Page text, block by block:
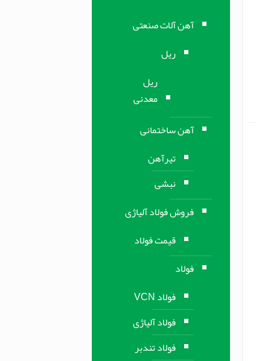
آهن آلات صنعتی
ریل
ریل
معدنی
آهن ساختمانی
تیرآهن
نبشی
فروش فولاد آلیاژی
قیمت فولاد
فولاد
فولاد VCN
فولاد آلیاژی
فولاد تندبر